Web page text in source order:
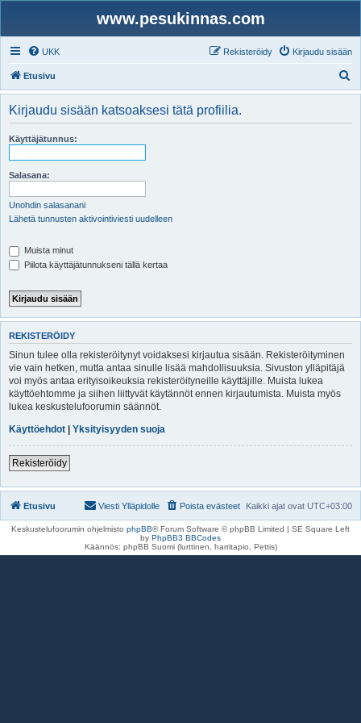
www.pesukinnas.com
UKK Kirjaudu sisään
Rekisteröidy
Etusivu
t
Kirjaudu sisään katsoaksesi tätä profiilia.
Käyttäjätunnus:
Salasana:
Unohdin salasanani
Lähetä tunnusten aktivointiviesti uudelleen
Muista minut
Piilota käyttäjätunnukseni tällä kertaa
REKISTERÖIDY
Sinun tulee olla rekisteröitynyt voidaksesi kirjautua sisään. Rekisteröityminen
vie vain hetken, mutta antaa sinulle lisää mahdollisuuksia. Sivuston ylläpitäjä
voi myös antaa erityisoikeuksia rekisteröityneille käyttäjille. Muista lukea
käyttöehtomme ja siihen liittyvät käytännöt ennen kirjautumista. Muista myös
lukea keskustelufoorumin säännöt.
Käyttöehdot | Yksityisyyden suoja
Rekisteröidy
Etusivu Kaikki ajat ovat UTC+03:00
Poista evästeet
Viesti Ylläpidolle
Keskustelufoorumin ohjelmisto phpBB® Forum Software © phpBB Limited | SE Square Left
by PhpBB3 BBCodes
Käännös: phpBB Suomi (lurttinen, harritapio, Pettis)